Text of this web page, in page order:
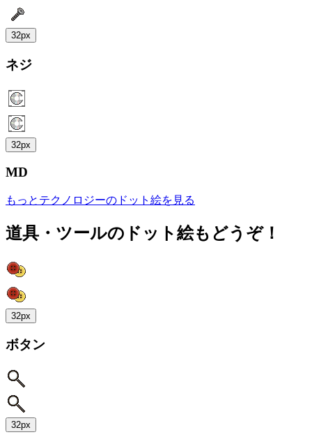
32px
ネジ
32px
MD
もっとテクノロジーのドット絵を見る
道具・ツールのドット絵もどうぞ！
32px
ボタン
32px